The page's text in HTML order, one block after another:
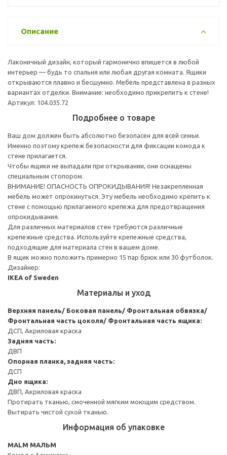
Описание
Лаконичный дизайн, который гармонично впишется в любой
интерьер — будь то спальня или любая другая комната. Ящики
открываются плавно и бесшумно. Мебель представлена в разных
вариантах отделки. Внимание: необходимо прикрепить к стене!
Артикул: 104.035.72
Подробнее о товаре
Ваш дом должен быть абсолютно безопасен для всей семьи.
Именно поэтому крепеж безопасности для фиксации комода к
стене прилагается.
Чтобы ящики не выпадали при открывании, они оснащены
специальным стопором.
ВНИМАНИЕ! ОПАСНОСТЬ ОПРОКИДЫВАНИЯ! Незакрепленная
мебель может опрокинуться. Эту мебель необходимо крепить к
стене с помощью прилагаемого крепежа для предотвращения
опрокидывания.
Для различных материалов стен требуются различные
крепежные средства. Используйте крепежные средства,
подходящие для материала стен в вашем доме.
В ящик можно положить примерно 15 пар брюк или 30 футболок.
Дизайнер:
IKEA of Sweden
Материалы и уход
Верхняя панель/ Боковая панель/ Фронтальная обвязка/
Фронтальная часть цоколя/ Фронтальная часть ящика:
ДСП, Акриловая краска
Задняя часть:
ДВП
Опорная планка, задняя часть:
ДСП
Дно ящика:
ДВП, Акриловая краска
Протирать тканью, смоченной мягким моющим средством.
Вытирать чистой сухой тканью.
Информация об упаковке
MALM МАЛЬМ